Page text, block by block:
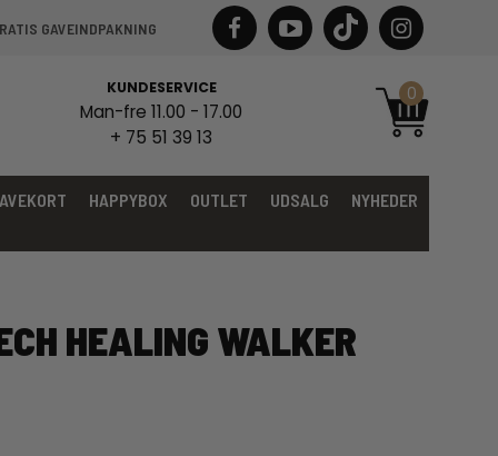
GAVEINDPAKNING
KUNDESERVICE
Man-fre 11.00 - 17.00
+ 75 51 39 13
0
HAPPYBOX OUTLET UDSALG NYHEDER
HEALING WALKER